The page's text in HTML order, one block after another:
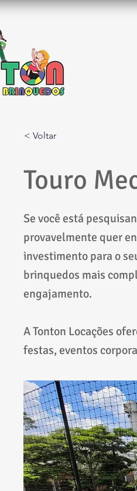
< Voltar
Touro
Se você está
provavelmente quer
investimento para o
brinquedos mais
engajamento.
A Tonton Locações
festas, eventos